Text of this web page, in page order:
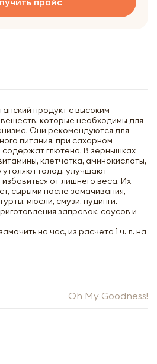
продукт с высоким
которые необходимы для
Они рекомендуются для
питания, при сахарном
глютена. В зернышках
клетчатка, аминокислоты,
голод, улучшают
от лишнего веса. Их
сырыми после замачивания,
мюсли, смузи, пудинги.
заправок, соусов и
на час, из расчета 1 ч. л. на
Oh My Goodness!
оптовый